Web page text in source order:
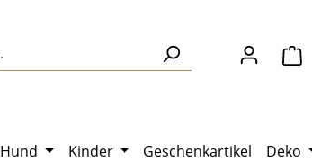
Hund Kinder Geschenkartikel Deko